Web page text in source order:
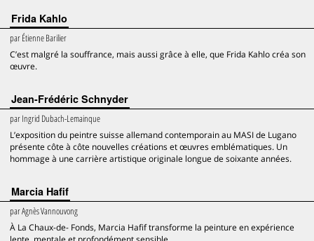
Frida Kahlo
parÉtienne Barilier
C’est malgré la souffrance, mais aussi grâce à elle, que Frida Kahlo créa son
œuvre.
Jean-Frédéric Schnyder
parIngrid Dubach-Lemainque
L’exposition du peintre suisse allemand contemporain au MASI de Lugano
présente côte à côte nouvelles créations et œuvres emblématiques. Un
hommage à une carrière artistique originale longue de soixante années.
Marcia Hafif
parAgnès Vannouvong
À La Chaux-de- Fonds, Marcia Hafif transforme la peinture en expérience